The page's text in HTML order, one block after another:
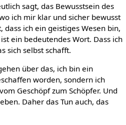
sagt, das Bewusstsein des
ich mir klar und sicher bewusst
dass ich ein geistiges Wesen bin,
ein bedeutendes Wort. Dass ich
sich selbst schafft.
über das, ich bin ein
worden, sondern ich
Geschöpf zum Schöpfer. Und
Daher das Tun auch, das